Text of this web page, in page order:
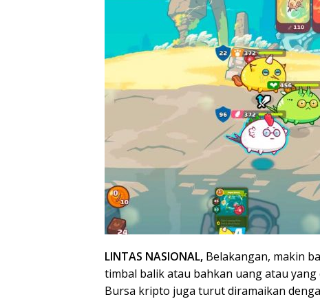
LINTAS NASIONAL, Belakangan, makin
timbal balik atau bahkan uang atau
Bursa kripto juga turut diramaikan